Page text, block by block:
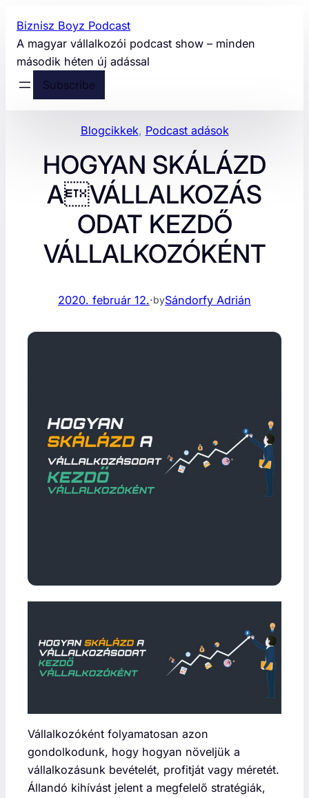
tartalomhoz
Biznisz Boyz Podcast
A magyar vállalkozói podcast show – minden
második héten új adással
Subscribe
Blogcikkek, Podcast adások
HOGYAN SKÁLÁZD
AVÁLLALKOZÁS
ODAT KEZDŐ
VÁLLALKOZÓKÉNT
2020. február 12.·bySándorfy Adrián
Vállalkozóként folyamatosan azon
gondolkodunk, hogy hogyan növeljük a
vállalkozásunk bevételét, profitját vagy méretét.
Állandó kihívást jelent a megfelelő stratégiák,